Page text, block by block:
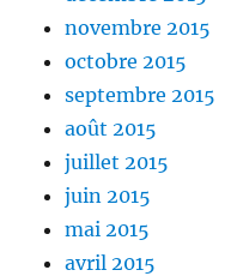
novembre 2015
octobre 2015
septembre 2015
août 2015
juillet 2015
juin 2015
mai 2015
avril 2015